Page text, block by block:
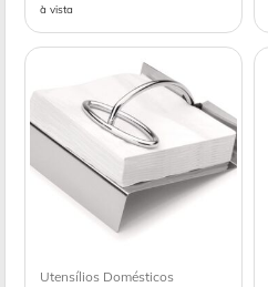
à vista
Utensílios Domésticos